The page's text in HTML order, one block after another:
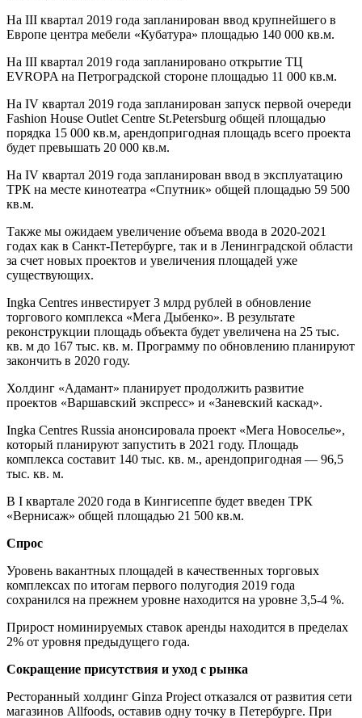
На III квартал 2019 года запланирован ввод крупнейшего в
Европе центра мебели «Кубатура» площадью 140 000 кв.м.
На III квартал 2019 года запланировано открытие ТЦ
EVROPA на Петроградской стороне площадью 11 000 кв.м.
На IV квартал 2019 года запланирован запуск первой очереди
Fashion House Outlet Centre St.Petersburg общей площадью
порядка 15 000 кв.м, арендопригодная площадь всего проекта
будет превышать 20 000 кв.м.
На IV квартал 2019 года запланирован ввод в эксплуатацию
ТРК на месте кинотеатра «Спутник» общей площадью 59 500
кв.м.
Также мы ожидаем увеличение объема ввода в 2020-2021
годах как в Санкт-Петербурге, так и в Ленинградской области
за счет новых проектов и увеличения площадей уже
существующих.
Ingka Centres инвестирует 3 млрд рублей в обновление
торгового комплекса «Мега Дыбенко». В результате
реконструкции площадь объекта будет увеличена на 25 тыс.
кв. м до 167 тыс. кв. м. Программу по обновлению планируют
закончить в 2020 году.
Холдинг «Адамант» планирует продолжить развитие
проектов «Варшавский экспресс» и «Заневский каскад».
Ingka Centres Russia анонсировала проект «Мега Новоселье»,
который планируют запустить в 2021 году. Площадь
комплекса составит 140 тыс. кв. м., арендопригодная — 96,5
тыс. кв. м.
В I квартале 2020 года в Кингисеппе будет введен ТРК
«Вернисаж» общей площадью 21 500 кв.м.
Спрос
Уровень вакантных площадей в качественных торговых
комплексах по итогам первого полугодия 2019 года
сохранился на прежнем уровне находится на уровне 3,5-4 %.
Прирост номинируемых ставок аренды находится в пределах
2% от уровня предыдущего года.
Сокращение присутствия и уход с рынка
Ресторанный холдинг Ginza Project отказался от развития сети
магазинов Allfoods, оставив одну точку в Петербурге. При